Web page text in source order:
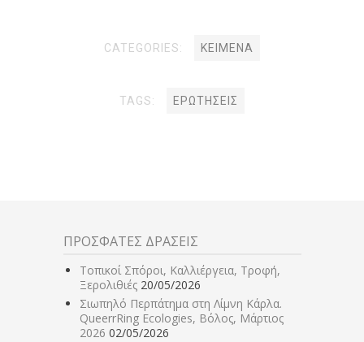
CATEGORIES: ΚΕΊΜΕΝΑ
TAGS: ΕΡΩΤΉΣΕΙΣ
ΠΡΟΣΦΑΤΕΣ ΔΡΑΣΕΙΣ
Τοπικοί Σπόροι, Καλλιέργεια, Τροφή,
Ξερολιθιές 20/05/2026
Σιωπηλό Περπάτημα στη Λίμνη Κάρλα.
QueerrRing Ecologies, Βόλος, Μάρτιος
2026 02/05/2026